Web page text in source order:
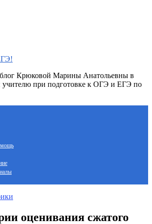
Крюковой Марины Анатольевны в
при подготовке к ОГЭ и ЕГЭ по
оценивания сжатого